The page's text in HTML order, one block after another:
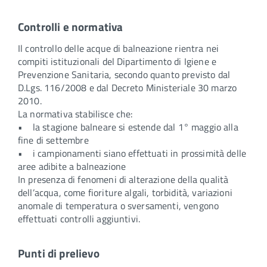
Controlli e normativa
Il controllo delle acque di balneazione rientra nei
compiti istituzionali del Dipartimento di Igiene e
Prevenzione Sanitaria, secondo quanto previsto dal
D.Lgs. 116/2008 e dal Decreto Ministeriale 30 marzo
2010.
La normativa stabilisce che:
• la stagione balneare si estende dal 1° maggio alla
fine di settembre
• i campionamenti siano effettuati in prossimità delle
aree adibite a balneazione
In presenza di fenomeni di alterazione della qualità
dell’acqua, come fioriture algali, torbidità, variazioni
anomale di temperatura o sversamenti, vengono
effettuati controlli aggiuntivi.
Punti di prelievo